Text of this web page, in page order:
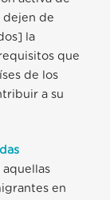
dejen de
la
que
de los
a su
aquellas
en